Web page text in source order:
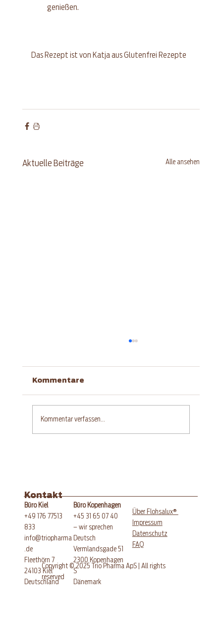
genießen.
Das Rezept ist von Katja aus Glutenfrei Rezepte
Aktuelle Beiträge Alle ansehen
Kommentare
Kommentar verfassen...
Kontakt
Büro Kiel
+49 176 77513
833
info@triopharma
.de
Fleethörn 7
24103 Kiel
​Deutschland
Büro Kopenhagen
+45 31 65 07 40
– wir sprechen
Deutsch
Vermlandsgade 51
​2300 Kopenhagen
S
Dänemark
Über Flohsalux®
Impressum
Datenschutz
FAQ
Copyright © 2025 Trio Pharma ApS | All rights
reserved